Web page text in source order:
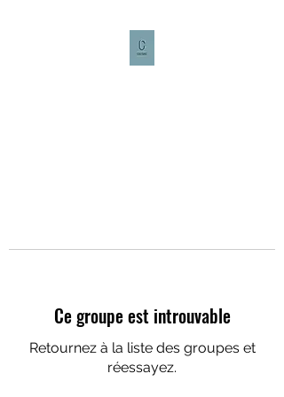
Ce groupe est introuvable
Retournez à la liste des groupes et
réessayez.